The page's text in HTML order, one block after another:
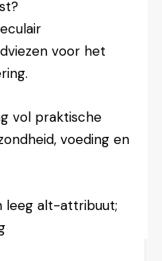
voor het
vol praktische
voeding en